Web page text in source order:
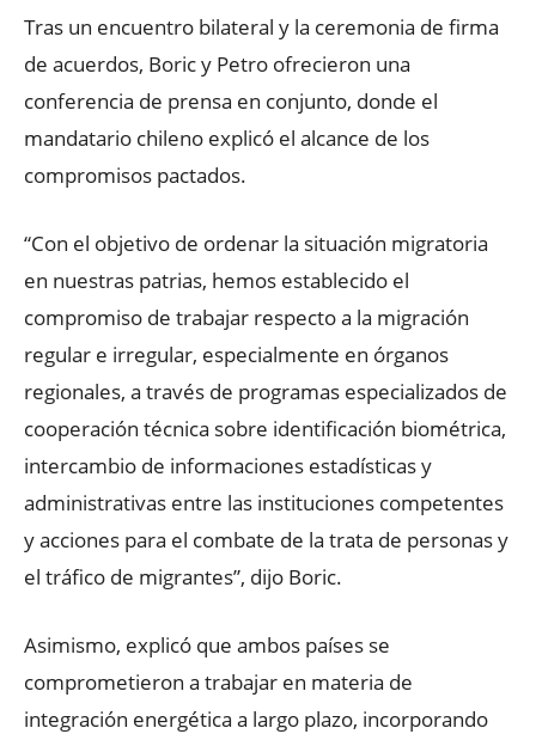
Tras un encuentro bilateral y la ceremonia de firma
de acuerdos, Boric y Petro ofrecieron una
conferencia de prensa en conjunto, donde el
mandatario chileno explicó el alcance de los
compromisos pactados.
“Con el objetivo de ordenar la situación migratoria
en nuestras patrias, hemos establecido el
compromiso de trabajar respecto a la migración
regular e irregular, especialmente en órganos
regionales, a través de programas especializados de
cooperación técnica sobre identificación biométrica,
intercambio de informaciones estadísticas y
administrativas entre las instituciones competentes
y acciones para el combate de la trata de personas y
el tráfico de migrantes”, dijo Boric.
Asimismo, explicó que ambos países se
comprometieron a trabajar en materia de
integración energética a largo plazo, incorporando